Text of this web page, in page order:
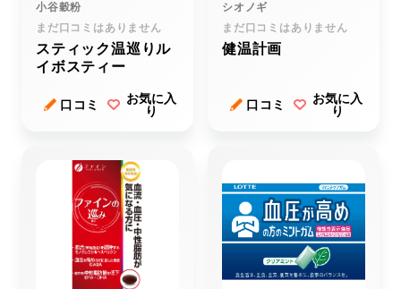
小谷穀粉
まだ口コミはありません
スティック温巡りル
イボスティー
口コミ
お気に入
り
シオノギ
まだ口コミはありません
健温計画
口コミ
お気に入
り